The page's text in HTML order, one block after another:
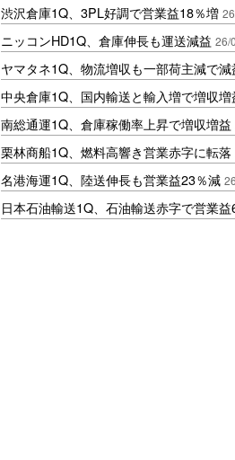
渋沢倉庫1Q、3PL好調で営業益18％増
ニッコンHD1Q、倉庫伸長も運送減益 26/
ヤマタネ1Q、物流増収も一部荷主減で減
中央倉庫1Q、国内輸送と輸入増で増収増
南総通運1Q、倉庫稼働率上昇で増収増益
栗林商船1Q、燃料高響き営業赤字に転落
名港海運1Q、陸送伸長も営業益23％減
日本石油輸送1Q、石油輸送赤字で営業